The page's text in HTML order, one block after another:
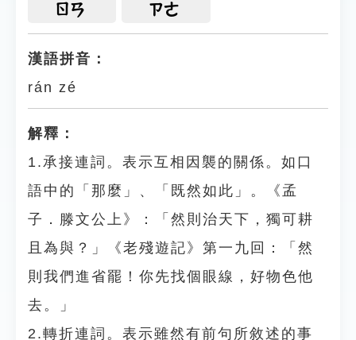
ㄖㄢ ㄗㄜ
漢語拼音：
rán zé
解釋：
1.承接連詞。表示互相因襲的關係。如口
語中的「那麼」、「既然如此」。《孟
子．滕文公上》：「然則治天下，獨可耕
且為與？」《老殘遊記》第一九回：「然
則我們進省罷！你先找個眼線，好物色他
去。」
2.轉折連詞。表示雖然有前句所敘述的事